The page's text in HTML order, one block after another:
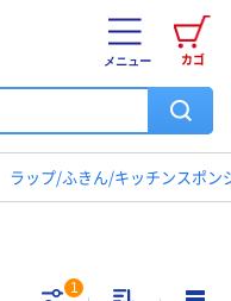
カゴ
メニュー
ラップ/ふきん/キッチンスポン
1